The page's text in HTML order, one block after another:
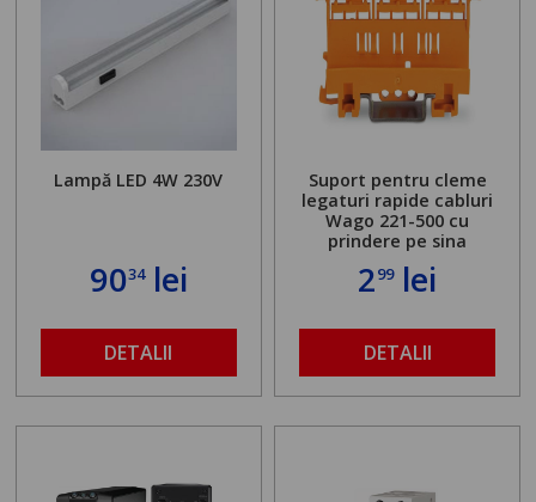
Lampă LED 4W 230V
9034lei
DETALII
Suport pentru cleme
legaturi rapide cabluri
Wago 221-500 cu
prindere pe sina
299lei
DETALII